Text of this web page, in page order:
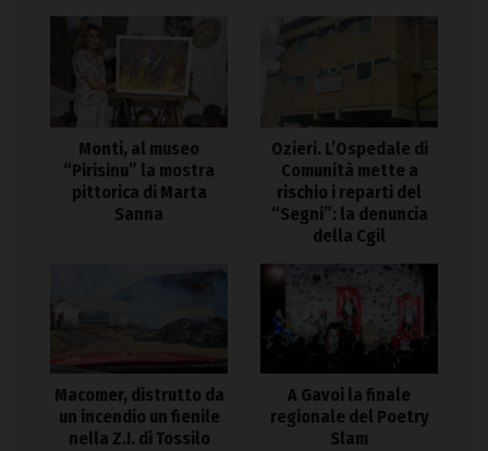
Monti, al museo
“Pirisinu” la mostra
pittorica di Marta
Sanna
Ozieri. L’Ospedale di
Comunità mette a
rischio i reparti del
“Segni”: la denuncia
della Cgil
Macomer, distrutto da
un incendio un fienile
nella Z.I. di Tossilo
A Gavoi la finale
regionale del Poetry
Slam